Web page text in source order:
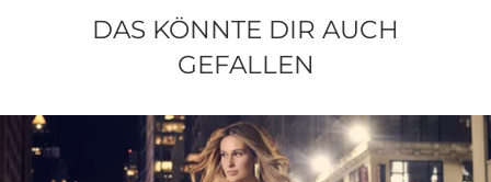
DAS KÖNNTE DIR AUCH
GEFALLEN